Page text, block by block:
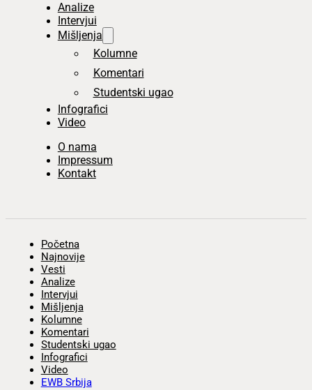
Analize
Intervjui
Mišljenja
Kolumne
Komentari
Studentski ugao
Infografici
Video
O nama
Impressum
Kontakt
Početna
Najnovije
Vesti
Analize
Intervjui
Mišljenja
Kolumne
Komentari
Studentski ugao
Infografici
Video
EWB Srbija